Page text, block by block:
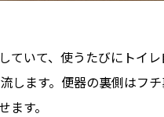
ていて、使うたびにトイ
します。便器の裏側はフ
す。